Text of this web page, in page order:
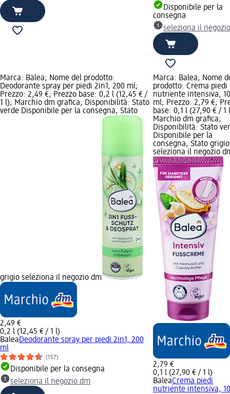
Disponibile per la
consegna
seleziona il
Marca: Balea; Nome del prodotto:
Deodorante spray per piedi 2in1, 200 ml;
Prezzo: 2,49 €; Prezzo base: 0,2 l (12,45 € /
1 l); Marchio dm grafica; Disponibilità: Stato
verde Disponibile per la consegna, Stato
grigio seleziona il negozio dm
2,49 €
0,2 l (12,45 € / 1 l)
BaleaDeodorante spray per piedi 2in1, 200
ml
(157)
Disponibile per la consegna
seleziona il negozio dm
Marca: Balea; Nome
prodotto: Crema piedi
nutriente intensiva,
ml; Prezzo: 2,79 €;
base: 0,1 l (27,90 € / 1
Marchio dm grafica;
Disponibilità: Stato
Disponibile per la
consegna, Stato grigio
seleziona il negozio
2,79 €
0,1 l (27,90 € / 1 l)
BaleaCrema piedi
nutriente intensiva,